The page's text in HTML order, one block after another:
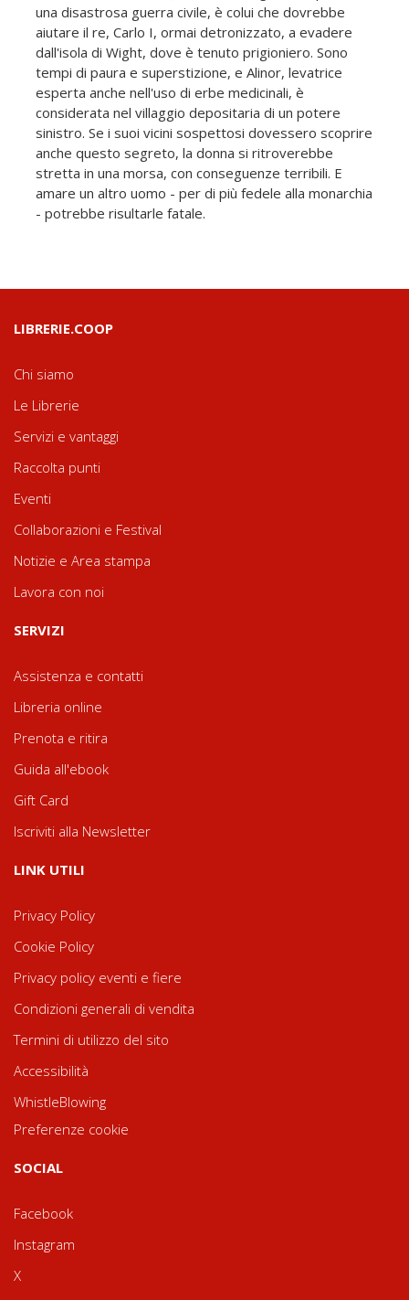
una disastrosa guerra civile, è colui che dovrebbe
aiutare il re, Carlo I, ormai detronizzato, a evadere
dall'isola di Wight, dove è tenuto prigioniero. Sono
tempi di paura e superstizione, e Alinor, levatrice
esperta anche nell'uso di erbe medicinali, è
considerata nel villaggio depositaria di un potere
sinistro. Se i suoi vicini sospettosi dovessero scoprire
anche questo segreto, la donna si ritroverebbe
stretta in una morsa, con conseguenze terribili. E
amare un altro uomo - per di più fedele alla monarchia
- potrebbe risultarle fatale.
LIBRERIE.COOP
Chi siamo
Le Librerie
Servizi e vantaggi
Raccolta punti
Eventi
Collaborazioni e Festival
Notizie e Area stampa
Lavora con noi
SERVIZI
Assistenza e contatti
Libreria online
Prenota e ritira
Guida all'ebook
Gift Card
Iscriviti alla Newsletter
LINK UTILI
Privacy Policy
Cookie Policy
Privacy policy eventi e fiere
Condizioni generali di vendita
Termini di utilizzo del sito
Accessibilità
WhistleBlowing
Preferenze cookie
SOCIAL
Facebook
Instagram
X